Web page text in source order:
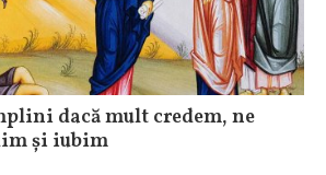
dacă mult credem, ne
și iubim